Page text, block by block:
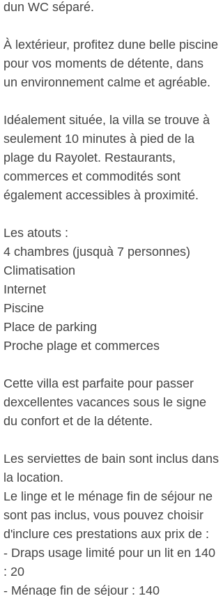
dun WC séparé.
À lextérieur, profitez dune belle piscine
pour vos moments de détente, dans
un environnement calme et agréable.
Idéalement située, la villa se trouve à
seulement 10 minutes à pied de la
plage du Rayolet. Restaurants,
commerces et commodités sont
également accessibles à proximité.
Les atouts :
4 chambres (jusquà 7 personnes)
Climatisation
Internet
Piscine
Place de parking
Proche plage et commerces
Cette villa est parfaite pour passer
dexcellentes vacances sous le signe
du confort et de la détente.
Les serviettes de bain sont inclus dans
la location.
Le linge et le ménage fin de séjour ne
sont pas inclus, vous pouvez choisir
d'inclure ces prestations aux prix de :
- Draps usage limité pour un lit en 140
: 20 
- Ménage fin de séjour : 140 